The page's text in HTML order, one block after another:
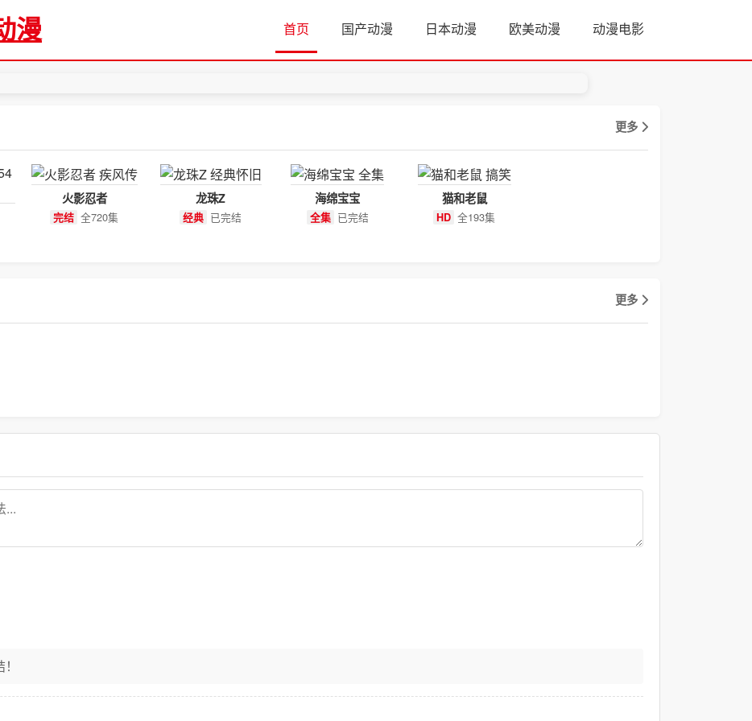
漫 首页 国产动漫 日本动漫 欧美动漫 动漫电影
更多
火影忍者
完结 全720集
龙珠Z
经典 已完结
海绵宝宝
全集 已完结
猫和老鼠
HD 全193集
更多